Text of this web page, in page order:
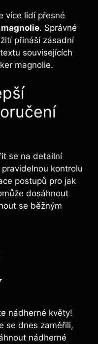
více lidí přesné
. Správné
přináší zásadní
souvisejících
magnolie.
se na detailní
kontrolu
postupů pro jak
dosáhnout
se běžným
nádherné květy!
se dnes ⁤zaměřili,
nádherné